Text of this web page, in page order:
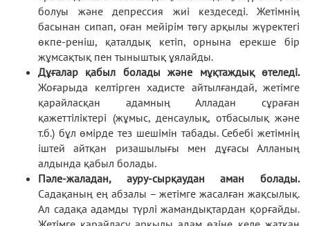
болуы және депрессия жиі кездеседі. Жетімнің
басынан сипап, оған мейірім төгу арқылы жүректегі
өкпе-реніш, қаталдық кетіп, орнына ерекше бір
жұмсақтық пен тыныштық ұялайды.
Дұғалар қабыл болады және мұқтаждық өтеледі.
Жоғарыда келтірген хадисте айтылғандай, жетімге
қарайласқан адамның Алладан сұраған
қажеттіліктері (жұмыс, денсаулық, отбасылық және
т.б.) бұл өмірде тез шешімін табады. Себебі жетімнің
іштей айтқан ризашылығы мен дұғасы Алланың
алдында қабыл болады.
Пәле-жаладан, ауру-сырқаудан аман болады.
Садақаның ең абзалы – жетімге жасалған жақсылық.
Ал садақа адамды түрлі жамандықтардан қорғайды.